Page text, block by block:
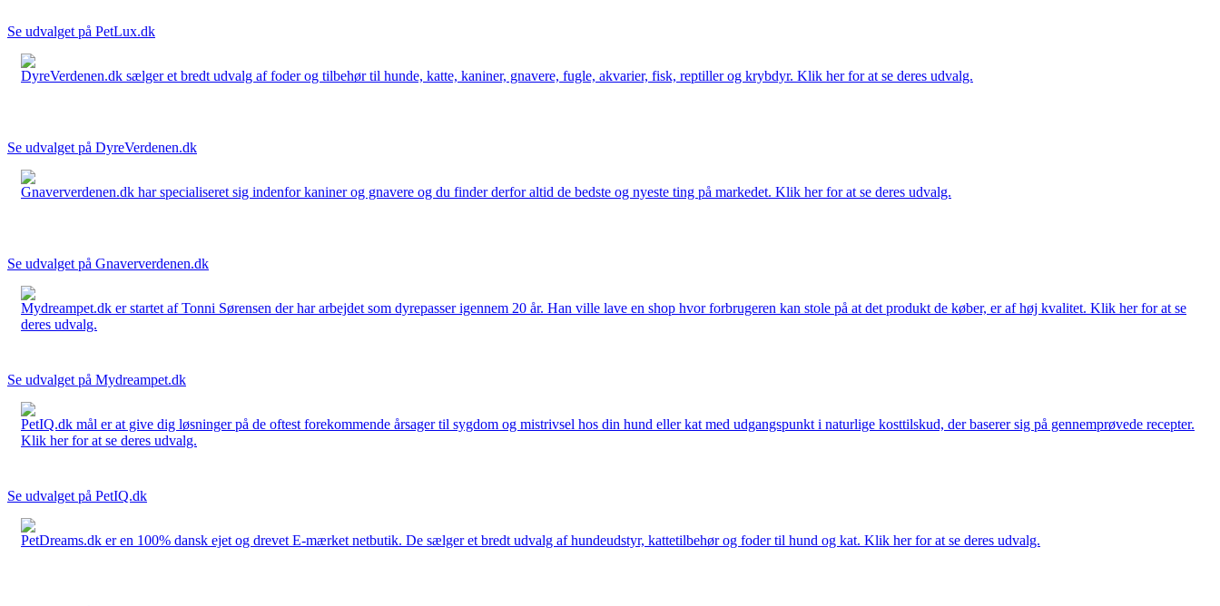
Se udvalget på PetLux.dk
DyreVerdenen.dk sælger et bredt udvalg af foder og tilbehør til hunde, katte, kaniner, gnavere, fugle, akvarier, fisk, reptiller og krybdyr. Klik her for at se deres udvalg.
Se udvalget på DyreVerdenen.dk
Gnaververdenen.dk har specialiseret sig indenfor kaniner og gnavere og du finder derfor altid de bedste og nyeste ting på markedet. Klik her for at se deres udvalg.
Se udvalget på Gnaververdenen.dk
Mydreampet.dk er startet af Tonni Sørensen der har arbejdet som dyrepasser igennem 20 år. Han ville lave en shop hvor forbrugeren kan stole på at det produkt de køber, er af høj kvalitet. Klik her for at se
deres udvalg.
Se udvalget på Mydreampet.dk
PetIQ.dk mål er at give dig løsninger på de oftest forekommende årsager til sygdom og mistrivsel hos din hund eller kat med udgangspunkt i naturlige kosttilskud, der baserer sig på gennemprøvede recepter.
Klik her for at se deres udvalg.
Se udvalget på PetIQ.dk
PetDreams.dk er en 100% dansk ejet og drevet E-mærket netbutik. De sælger et bredt udvalg af hundeudstyr, kattetilbehør og foder til hund og kat. Klik her for at se deres udvalg.